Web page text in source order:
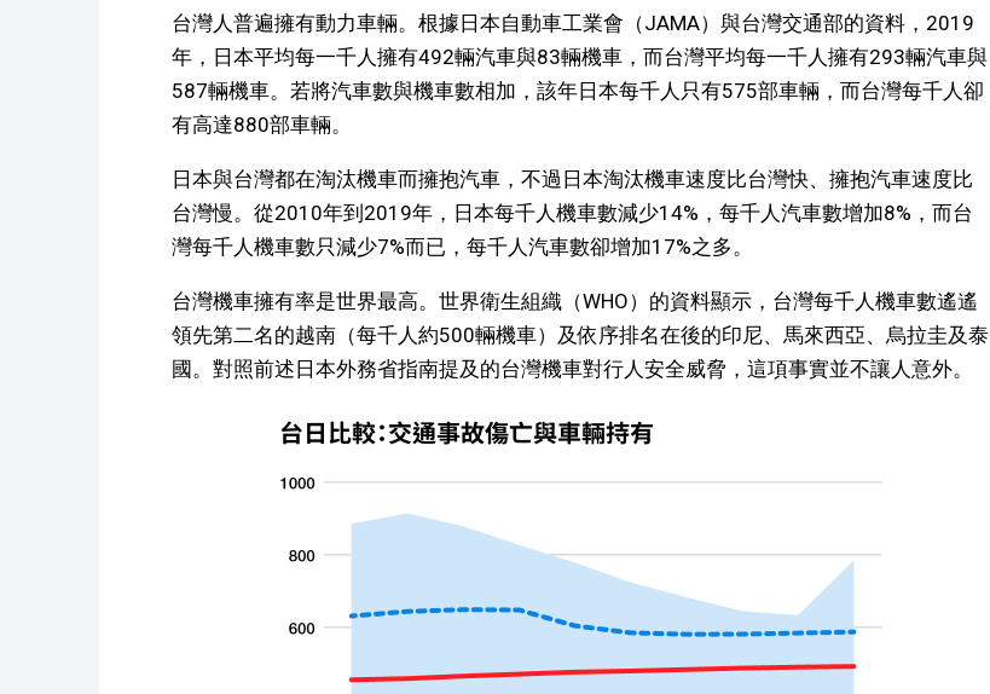
台灣人普遍擁有動力車輛。根據日本自動車工業會（JAMA）與台灣交通部的資料，2019
年，日本平均每一千人擁有492輛汽車與83輛機車，而台灣平均每一千人擁有293輛汽車與
587輛機車。若將汽車數與機車數相加，該年日本每千人只有575部車輛，而台灣每千人卻
有高達880部車輛。
日本與台灣都在淘汰機車而擁抱汽車，不過日本淘汰機車速度比台灣快、擁抱汽車速度比
台灣慢。從2010年到2019年，日本每千人機車數減少14%，每千人汽車數增加8%，而台
灣每千人機車數只減少7%而已，每千人汽車數卻增加17%之多。
台灣機車擁有率是世界最高。世界衛生組織（WHO）的資料顯示，台灣每千人機車數遙遙
領先第二名的越南（每千人約500輛機車）及依序排名在後的印尼、馬來西亞、烏拉圭及泰
國。對照前述日本外務省指南提及的台灣機車對行人安全威脅，這項事實並不讓人意外。